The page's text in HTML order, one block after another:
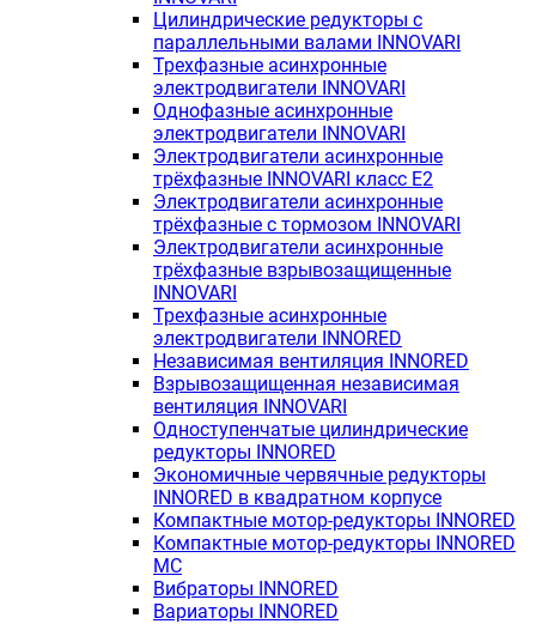
Цилиндрические редукторы с
параллельными валами INNOVARI
Трехфазные асинхронные
электродвигатели INNOVARI
Однофазные асинхронные
электродвигатели INNOVARI
Электродвигатели асинхронные
трёхфазные INNOVARI класс E2
Электродвигатели асинхронные
трёхфазные с тормозом INNOVARI
Электродвигатели асинхронные
трёхфазные взрывозащищенные
INNOVARI
Трехфазные асинхронные
электродвигатели INNORED
Независимая вентиляция INNORED
Взрывозащищенная независимая
вентиляция INNOVARI
Одноступенчатые цилиндрические
редукторы INNORED
Экономичные червячные редукторы
INNORED в квадратном корпусе
Компактные мотор-редукторы INNORED
Компактные мотор-редукторы INNORED
MC
Вибраторы INNORED
Вариаторы INNORED